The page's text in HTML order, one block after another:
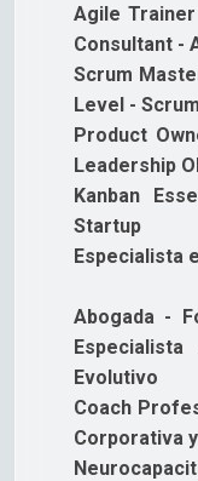
Agile
Consultant -
Scrum
Level -
Product
Leadership
Kanban
Startup
Especialista
Abogada -
Evolutivo
Coach
Corporativa